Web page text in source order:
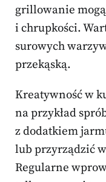
grillowanie
i chrupkości.
surowych
przekąską.
Kreatywność w
na przykład
z dodatkiem
lub przyrządzić
Regularne